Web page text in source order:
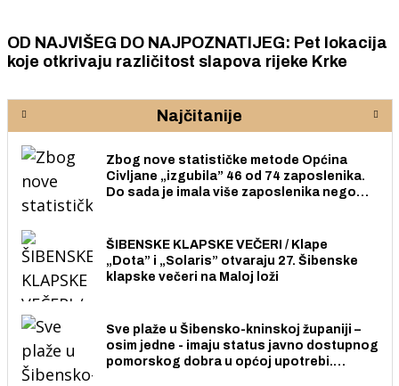
OD NAJVIŠEG DO NAJPOZNATIJEG: Pet lokacija
koje otkrivaju različitost slapova rijeke Krke
Najčitanije
Zbog nove statističke metode Općina
Civljane „izgubila” 46 od 74 zaposlenika.
Do sada je imala više zaposlenika nego
ŠIBENSKE KLAPSKE VEČERI / Klape
„Dota” i „Solaris” otvaraju 27. Šibenske
klapske večeri na Maloj loži
Sve plaže u Šibensko-kninskoj županiji –
osim jedne - imaju status javno dostupnog
pomorskog dobra u općoj upotrebi.